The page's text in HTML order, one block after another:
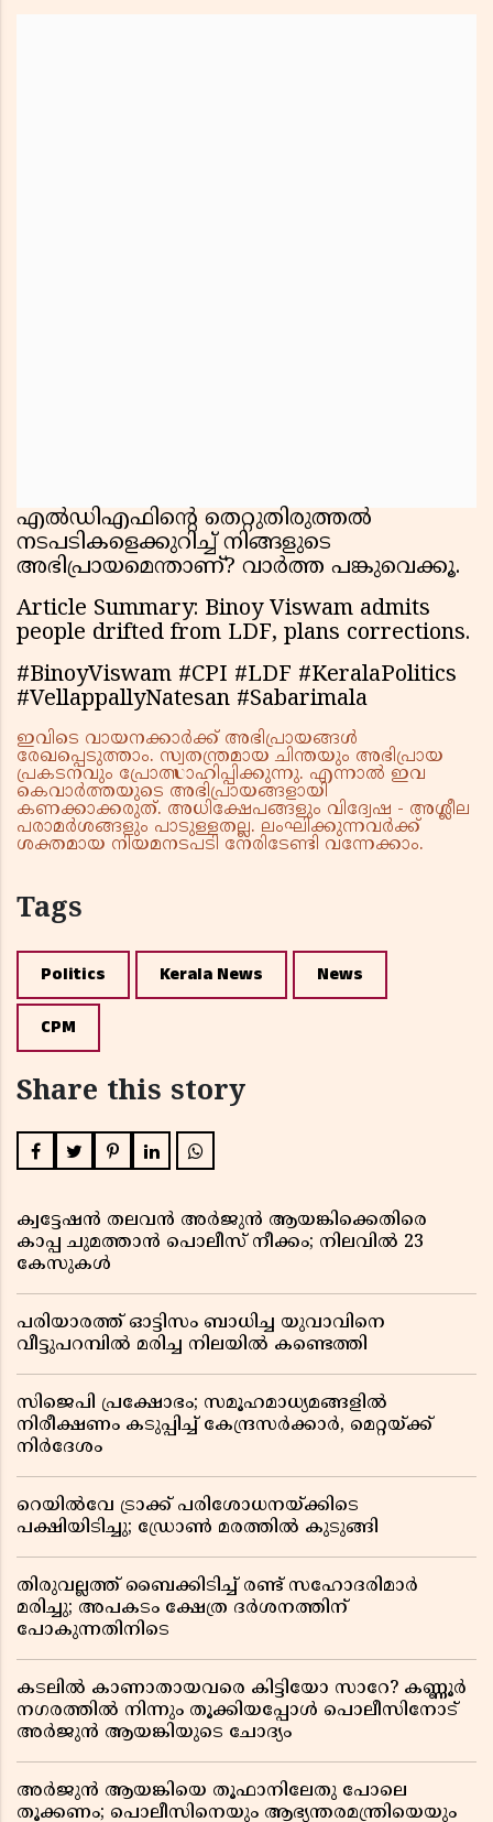
എൽഡിഎഫിന്റെ തെറ്റുതിരുത്തൽ
നടപടികളെക്കുറിച്ച് നിങ്ങളുടെ
അഭിപ്രായമെന്താണ്? വാർത്ത പങ്കുവെക്കൂ.
Article Summary: Binoy Viswam admits
people drifted from LDF, plans corrections.
#BinoyViswam #CPI #LDF #KeralaPolitics
#VellappallyNatesan #Sabarimala
ഇവിടെ വായനക്കാർക്ക് അഭിപ്രായങ്ങൾ
രേഖപ്പെടുത്താം. സ്വതന്ത്രമായ ചിന്തയും അഭിപ്രായ
പ്രകടനവും പ്രോത്സാഹിപ്പിക്കുന്നു. എന്നാൽ ഇവ
കെവാർത്തയുടെ അഭിപ്രായങ്ങളായി
കണക്കാക്കരുത്. അധിക്ഷേപങ്ങളും വിദ്വേഷ - അശ്ലീല
പരാമർശങ്ങളും പാടുള്ളതല്ല. ലംഘിക്കുന്നവർക്ക്
ശക്തമായ നിയമനടപടി നേരിടേണ്ടി വന്നേക്കാം.
Tags
Politics Kerala News News
CPM
Share this story
ക്വട്ടേഷൻ തലവൻ അർജുൻ ആയങ്കിക്കെതിരെ
കാപ്പ ചുമത്താൻ പൊലീസ് നീക്കം; നിലവിൽ 23
കേസുകൾ
പരിയാരത്ത് ഓട്ടിസം ബാധിച്ച യുവാവിനെ
വീട്ടുപറമ്പിൽ മരിച്ച നിലയിൽ കണ്ടെത്തി
സിജെപി പ്രക്ഷോഭം; സമൂഹമാധ്യമങ്ങളിൽ
നിരീക്ഷണം കടുപ്പിച്ച് കേന്ദ്രസർക്കാർ, മെറ്റയ്ക്ക്
നിർദേശം
റെയിൽവേ ട്രാക്ക് പരിശോധനയ്ക്കിടെ
പക്ഷിയിടിച്ചു; ഡ്രോൺ മരത്തിൽ കുടുങ്ങി
തിരുവല്ലത്ത് ബൈക്കിടിച്ച് രണ്ട് സഹോദരിമാർ
മരിച്ചു; അപകടം ക്ഷേത്ര ദർശനത്തിന്
പോകുന്നതിനിടെ
കടലിൽ കാണാതായവരെ കിട്ടിയോ സാറേ? കണ്ണൂർ
നഗരത്തിൽ നിന്നും തൂക്കിയപ്പോൾ പൊലീസിനോട്
അർജുൻ ആയങ്കിയുടെ ചോദ്യം
അർജുൻ ആയങ്കിയെ തൂഫാനിലേതു പോലെ
തൂക്കണം; പൊലീസിനെയും ആഭ്യന്തരമന്ത്രിയെയും